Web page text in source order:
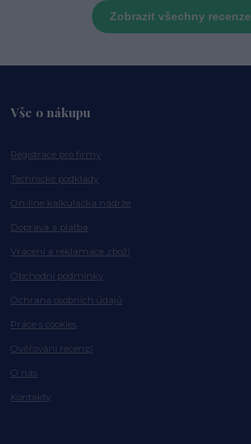
Zobrazit všechny recenze
Vše o nákupu
Registrace pro firmy
Technické podklady
On-line kalkulačka nádrže
Doprava a platba
Vrácení a reklamace zboží
Obchodní podmínky
Ochrana osobních údajů
Práce s cookies
Ověřování recenzí
O nás
Kontakty